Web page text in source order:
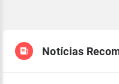
Notícias